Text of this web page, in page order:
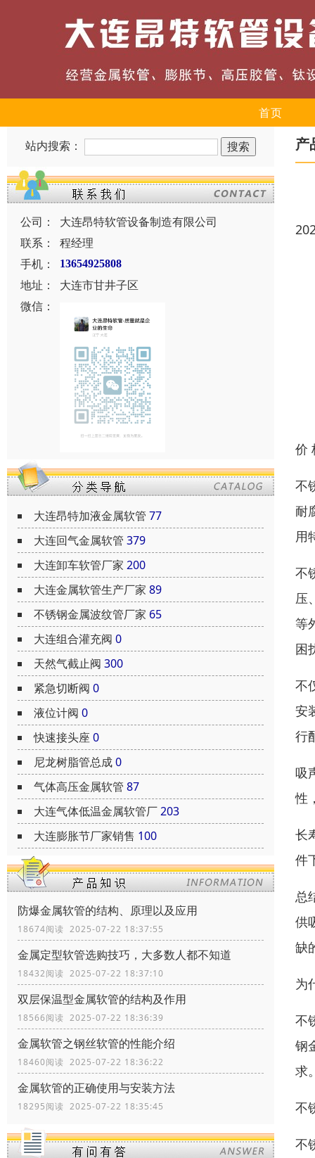
首页
站内搜索：
公司：
大连昂特软管设备制造有限公司
联系：
程经理
手机：
13654925808
地址：
大连市甘井子区
微信：
大连昂特加液金属软管 77
大连回气金属软管 379
大连卸车软管厂家 200
大连金属软管生产厂家 89
不锈钢金属波纹管厂家 65
大连组合灌充阀 0
天然气截止阀 300
紧急切断阀 0
液位计阀 0
快速接头座 0
尼龙树脂管总成0
气体高压金属软管 87
大连气体低温金属软管厂203
大连膨胀节厂家销售 100
防爆金属软管的结构、原理以及应用
18674阅读 2025-07-22 18:37:55
金属定型软管选购技巧，大多数人都不知道
18432阅读 2025-07-22 18:37:10
双层保温型金属软管的结构及作用
18566阅读 2025-07-22 18:36:39
金属软管之钢丝软管的性能介绍
18460阅读 2025-07-22 18:36:22
金属软管的正确使用与安装方法
18295阅读 2025-07-22 18:35:45
产
价
不
耐
用
不
压
等
困
不
安
行
吸
性
长
件
总
供
缺
为
不
钢
求
不
不